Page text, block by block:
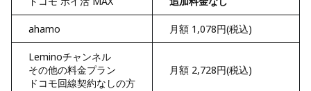
ahamo 月額 1,078円(税込)
Leminoチャンネル
その他の料金プラン
ドコモ回線契約なしの方
月額 2,728円(税込)